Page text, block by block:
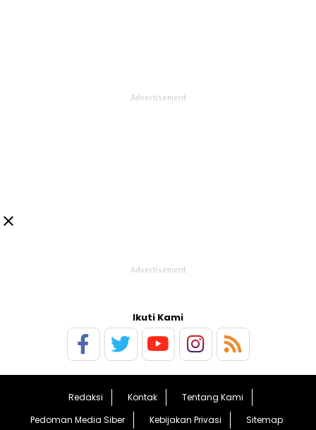

Ikuti Kami
Redaksi Kontak
Tentang Kami
Pedoman Media Siber
Kebijakan Privasi Sitemap